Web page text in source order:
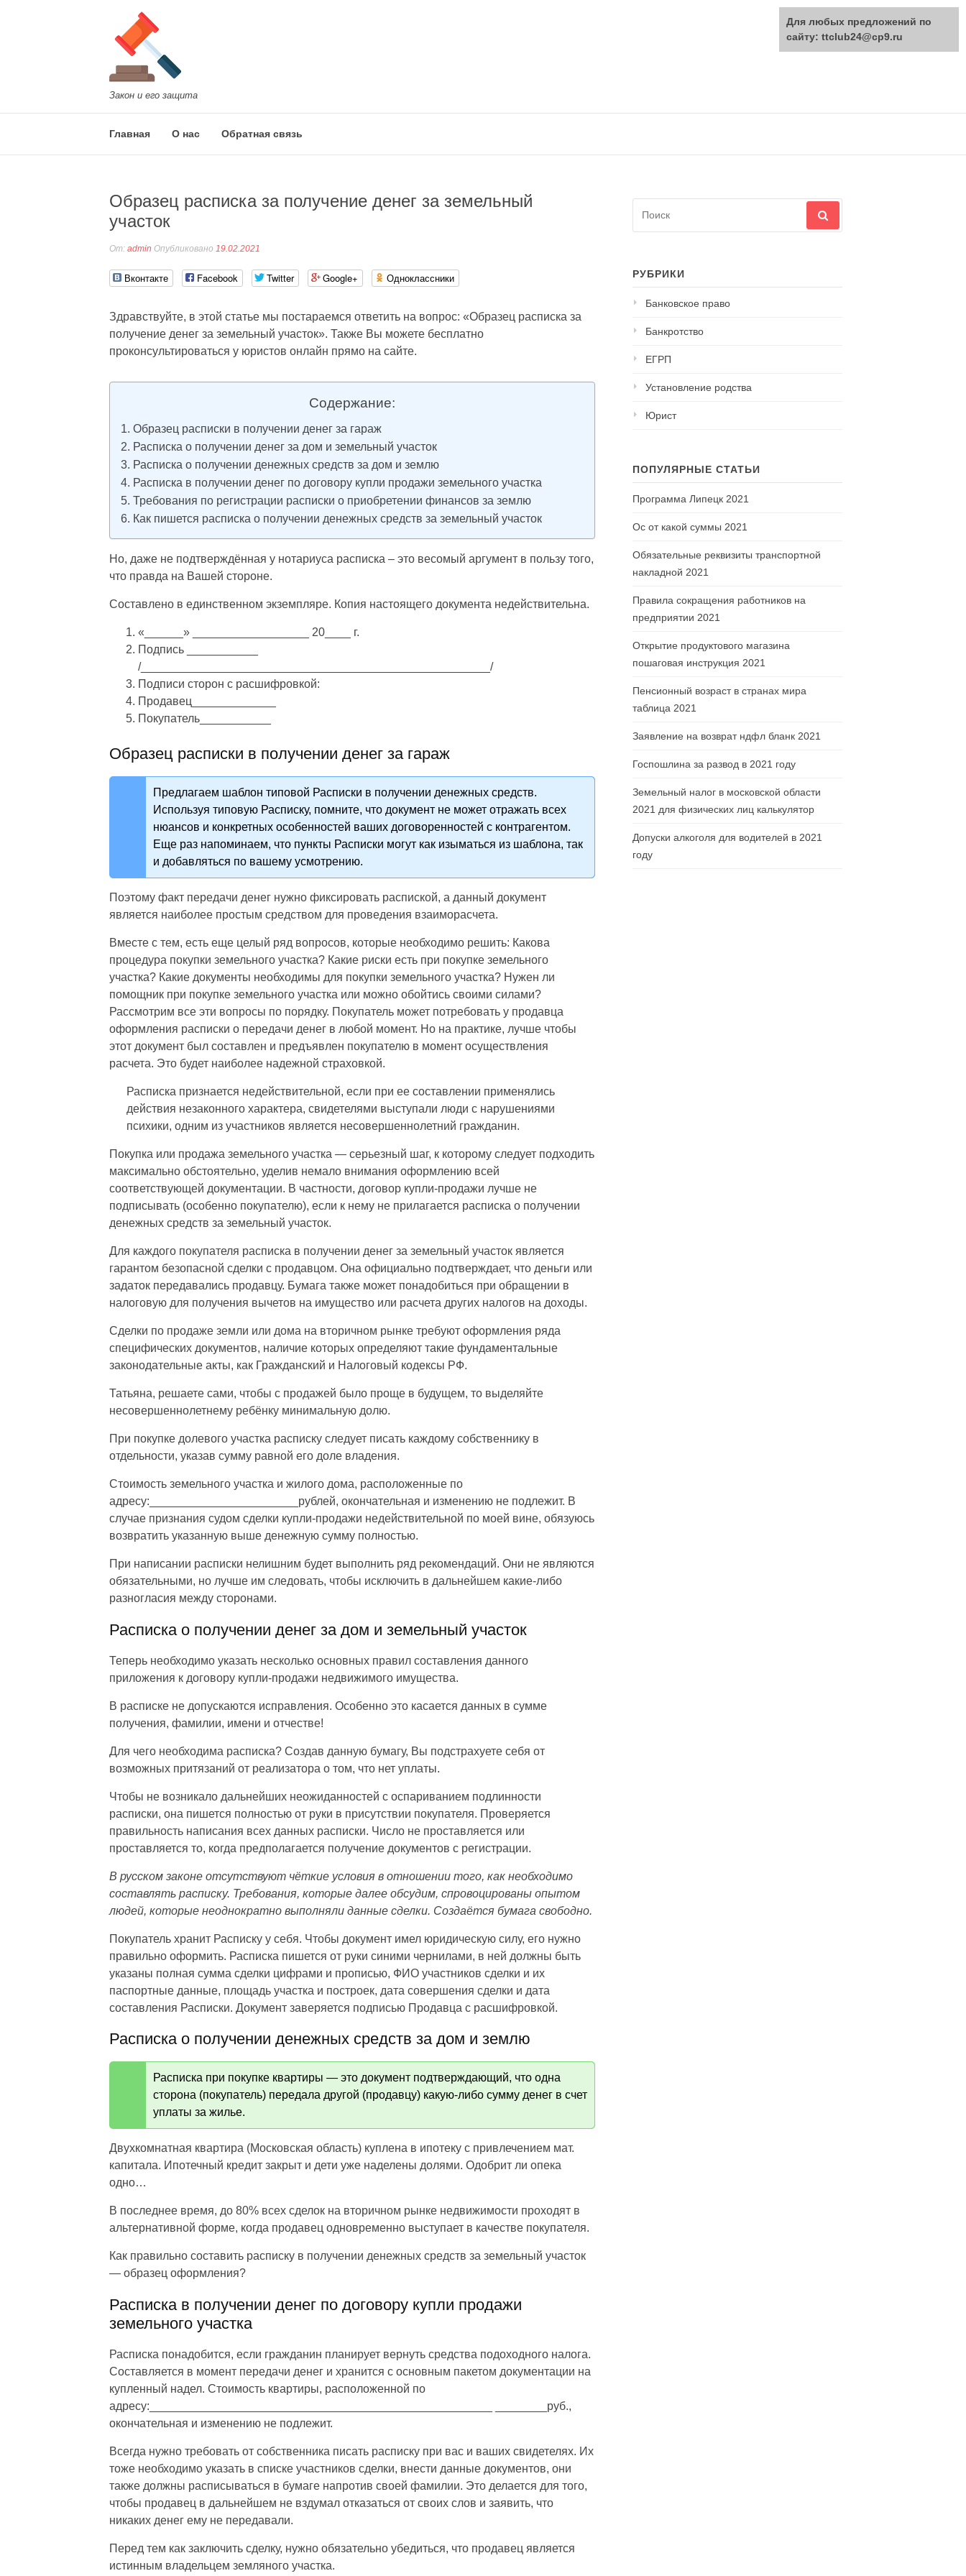
Закон и его защита
Главная О нас Обратная связь
Образец расписка за получение денег за земельный
участок
От: admin Опубликовано 19.02.2021
Вконтакте Facebook Twitter Google+ Одноклассники
Здравствуйте, в этой статье мы постараемся ответить на вопрос: «Образец расписка за
получение денег за земельный участок». Также Вы можете бесплатно
проконсультироваться у юристов онлайн прямо на сайте.
Содержание:
Образец расписки в получении денег за гараж
Расписка о получении денег за дом и земельный участок
Расписка о получении денежных средств за дом и землю
Расписка в получении денег по договору купли продажи земельного участка
Требования по регистрации расписки о приобретении финансов за землю
Как пишется расписка о получении денежных средств за земельный участок
Но, даже не подтверждённая у нотариуса расписка – это весомый аргумент в пользу того,
что правда на Вашей стороне.
Составлено в единственном экземпляре. Копия настоящего документа недействительна.
«______» __________________ 20____ г.
Подпись ___________
/______________________________________________________/
Подписи сторон с расшифровкой:
Продавец_____________
Покупатель___________
Образец расписки в получении денег за гараж
Предлагаем шаблон типовой Расписки в получении денежных средств.
Используя типовую Расписку, помните, что документ не может отражать всех
нюансов и конкретных особенностей ваших договоренностей с контрагентом.
Еще раз напоминаем, что пункты Расписки могут как изыматься из шаблона, так
и добавляться по вашему усмотрению.
Поэтому факт передачи денег нужно фиксировать распиской, а данный документ
является наиболее простым средством для проведения взаиморасчета.
Вместе с тем, есть еще целый ряд вопросов, которые необходимо решить: Какова
процедура покупки земельного участка? Какие риски есть при покупке земельного
участка? Какие документы необходимы для покупки земельного участка? Нужен ли
помощник при покупке земельного участка или можно обойтись своими силами?
Рассмотрим все эти вопросы по порядку. Покупатель может потребовать у продавца
оформления расписки о передачи денег в любой момент. Но на практике, лучше чтобы
этот документ был составлен и предъявлен покупателю в момент осуществления
расчета. Это будет наиболее надежной страховкой.
Расписка признается недействительной, если при ее составлении применялись
действия незаконного характера, свидетелями выступали люди с нарушениями
психики, одним из участников является несовершеннолетний гражданин.
Покупка или продажа земельного участка — серьезный шаг, к которому следует подходить
максимально обстоятельно, уделив немало внимания оформлению всей
соответствующей документации. В частности, договор купли-продажи лучше не
подписывать (особенно покупателю), если к нему не прилагается расписка о получении
денежных средств за земельный участок.
Для каждого покупателя расписка в получении денег за земельный участок является
гарантом безопасной сделки с продавцом. Она официально подтверждает, что деньги или
задаток передавались продавцу. Бумага также может понадобиться при обращении в
налоговую для получения вычетов на имущество или расчета других налогов на доходы.
Сделки по продаже земли или дома на вторичном рынке требуют оформления ряда
специфических документов, наличие которых определяют такие фундаментальные
законодательные акты, как Гражданский и Налоговый кодексы РФ.
Татьяна, решаете сами, чтобы с продажей было проще в будущем, то выделяйте
несовершеннолетнему ребёнку минимальную долю.
При покупке долевого участка расписку следует писать каждому собственнику в
отдельности, указав сумму равной его доле владения.
Стоимость земельного участка и жилого дома, расположенные по
адресу:_______________________рублей, окончательная и изменению не подлежит. В
случае признания судом сделки купли-продажи недействительной по моей вине, обязуюсь
возвратить указанную выше денежную сумму полностью.
При написании расписки нелишним будет выполнить ряд рекомендаций. Они не являются
обязательными, но лучше им следовать, чтобы исключить в дальнейшем какие-либо
разногласия между сторонами.
Расписка о получении денег за дом и земельный участок
Теперь необходимо указать несколько основных правил составления данного
приложения к договору купли-продажи недвижимого имущества.
В расписке не допускаются исправления. Особенно это касается данных в сумме
получения, фамилии, имени и отчестве!
Для чего необходима расписка? Создав данную бумагу, Вы подстрахуете себя от
возможных притязаний от реализатора о том, что нет уплаты.
Чтобы не возникало дальнейших неожиданностей с оспариванием подлинности
расписки, она пишется полностью от руки в присутствии покупателя. Проверяется
правильность написания всех данных расписки. Число не проставляется или
проставляется то, когда предполагается получение документов с регистрации.
В русском законе отсутствуют чёткие условия в отношении того, как необходимо
составлять расписку. Требования, которые далее обсудим, спровоцированы опытом
людей, которые неоднократно выполняли данные сделки. Создаётся бумага свободно.
Покупатель хранит Расписку у себя. Чтобы документ имел юридическую силу, его нужно
правильно оформить. Расписка пишется от руки синими чернилами, в ней должны быть
указаны полная сумма сделки цифрами и прописью, ФИО участников сделки и их
паспортные данные, площадь участка и построек, дата совершения сделки и дата
составления Расписки. Документ заверяется подписью Продавца с расшифровкой.
Расписка о получении денежных средств за дом и землю
Расписка при покупке квартиры — это документ подтверждающий, что одна
сторона (покупатель) передала другой (продавцу) какую-либо сумму денег в счет
уплаты за жилье.
Двухкомнатная квартира (Московская область) куплена в ипотеку с привлечением мат.
капитала. Ипотечный кредит закрыт и дети уже наделены долями. Одобрит ли опека
одно…
В последнее время, до 80% всех сделок на вторичном рынке недвижимости проходят в
альтернативной форме, когда продавец одновременно выступает в качестве покупателя.
Как правильно составить расписку в получении денежных средств за земельный участок
— образец оформления?
Расписка в получении денег по договору купли продажи
земельного участка
Расписка понадобится, если гражданин планирует вернуть средства подоходного налога.
Составляется в момент передачи денег и хранится с основным пакетом документации на
купленный надел. Стоимость квартиры, расположенной по
адресу:_____________________________________________________ ________руб.,
окончательная и изменению не подлежит.
Всегда нужно требовать от собственника писать расписку при вас и ваших свидетелях. Их
тоже необходимо указать в списке участников сделки, внести данные документов, они
также должны расписываться в бумаге напротив своей фамилии. Это делается для того,
чтобы продавец в дальнейшем не вздумал отказаться от своих слов и заявить, что
никаких денег ему не передавали.
Перед тем как заключить сделку, нужно обязательно убедиться, что продавец является
истинным владельцем земляного участка.
РУБРИКИ
Банковское право
Банкротство
ЕГРП
Установление родства
Юрист
ПОПУЛЯРНЫЕ СТАТЬИ
Программа Липецк 2021
Ос от какой суммы 2021
Обязательные реквизиты транспортной
накладной 2021
Правила сокращения работников на
предприятии 2021
Открытие продуктового магазина
пошаговая инструкция 2021
Пенсионный возраст в странах мира
таблица 2021
Заявление на возврат ндфл бланк 2021
Госпошлина за развод в 2021 году
Земельный налог в московской области
2021 для физических лиц калькулятор
Допуски алкоголя для водителей в 2021
году
Для любых предложений по
сайту: ttclub24@cp9.ru